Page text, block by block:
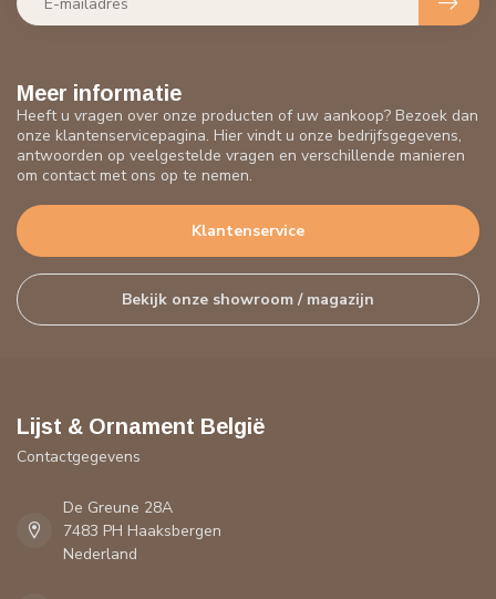
Meer informatie
Heeft u vragen over onze producten of uw aankoop? Bezoek dan
onze klantenservicepagina. Hier vindt u onze bedrijfsgegevens,
antwoorden op veelgestelde vragen en verschillende manieren
om contact met ons op te nemen.
Klantenservice
Bekijk onze showroom / magazijn
Lijst & Ornament België
Contactgegevens
De Greune 28A
7483 PH Haaksbergen
Nederland